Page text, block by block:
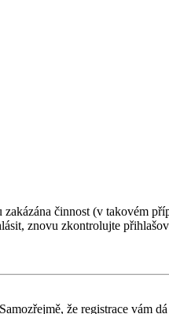
činnost (v takovém
znovu zkontrolujte
že registrace vám